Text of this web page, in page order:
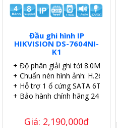
Đầu ghi hình IP
HIKVISION DS-7604NI-
K1
+ Độ phân giải ghi tới 8.0MP.
+ Chuẩn nén hình ảnh: H.265.
+ Hỗ trợ 1 ổ cứng SATA 6TB.
+ Bảo hành chính hãng 24 tháng.
Giá: 2,190,000đ